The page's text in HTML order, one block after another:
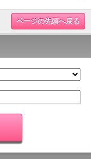
ページの先頭へ戻る